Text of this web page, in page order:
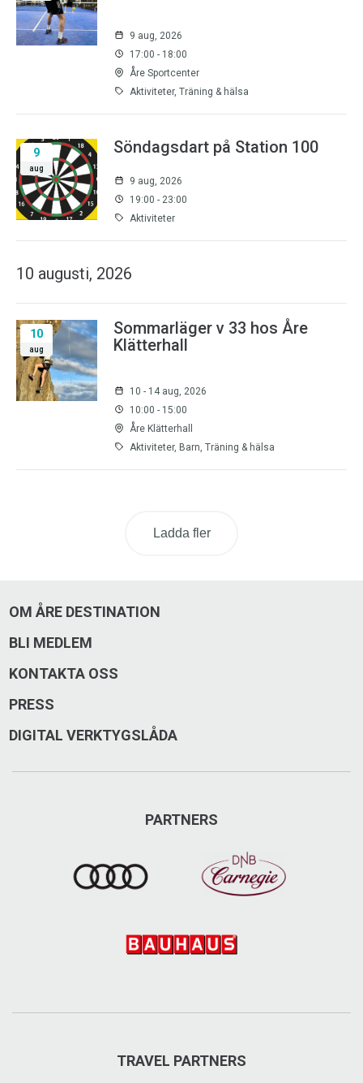
9 aug, 2026
17:00 - 18:00
Åre Sportcenter
Aktiviteter, Träning & hälsa
9
aug
Söndagsdart på Station 100
9 aug, 2026
19:00 - 23:00
Aktiviteter
10 augusti, 2026
10
aug
Sommarläger v 33 hos Åre
Klätterhall
10 - 14 aug, 2026
10:00 - 15:00
Åre Klätterhall
Aktiviteter, Barn, Träning & hälsa
Ladda fler
OM ÅRE DESTINATION
BLI MEDLEM
KONTAKTA OSS
PRESS
DIGITAL VERKTYGSLÅDA
PARTNERS
TRAVEL PARTNERS